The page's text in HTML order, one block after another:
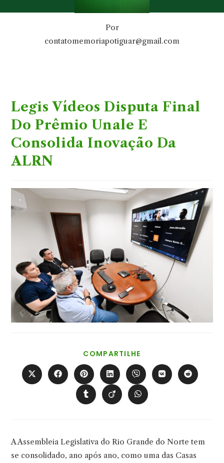
Por
contatomemoriapotiguar@gmail.com
Legis Vídeos Disputa Final
Do Prêmio Unale E
Consolida Inovação Da
ALRN
COMPARTILHE
ESTE
CONTEÚDO
Abre
em
Abre
em
Abre
em
uma
nova
janela
Abre
em
uma
nova
janela
Abre
em
uma
nova
janela
Abre
em
Abre
em
Abre
em
Abre
em
Abre
em
A Assembleia Legislativa do Rio Grande do Norte tem
se consolidado, ano após ano, como uma das Casas